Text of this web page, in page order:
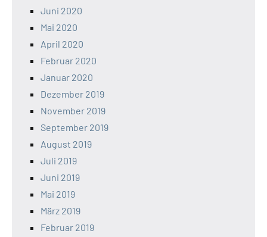
Juni 2020
Mai 2020
April 2020
Februar 2020
Januar 2020
Dezember 2019
November 2019
September 2019
August 2019
Juli 2019
Juni 2019
Mai 2019
März 2019
Februar 2019